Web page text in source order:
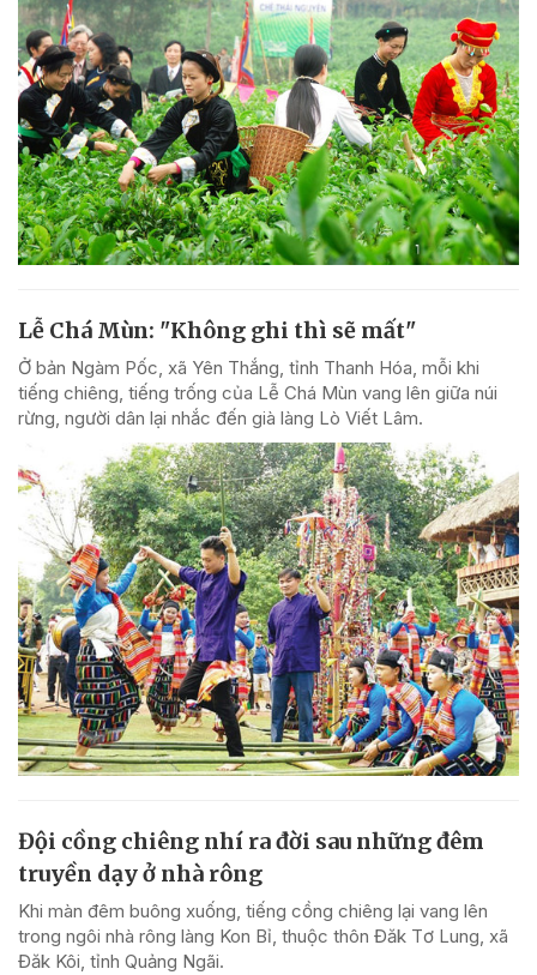
Lễ Chá Mùn: "Không ghi thì sẽ mất"
Ở bản Ngàm Pốc, xã Yên Thắng, tỉnh Thanh Hóa, mỗi khi
tiếng chiêng, tiếng trống của Lễ Chá Mùn vang lên giữa núi
rừng, người dân lại nhắc đến già làng Lò Viết Lâm.
Đội cồng chiêng nhí ra đời sau những đêm
truyền dạy ở nhà rông
Khi màn đêm buông xuống, tiếng cồng chiêng lại vang lên
trong ngôi nhà rông làng Kon Bỉ, thuộc thôn Đăk Tơ Lung, xã
Đăk Kôi, tỉnh Quảng Ngãi.